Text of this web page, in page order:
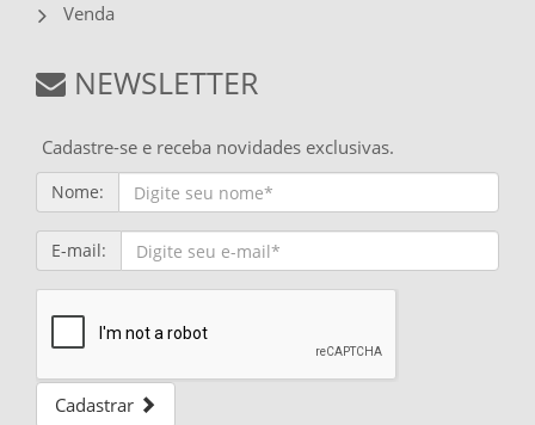
Venda
NEWSLETTER
Cadastre-se e receba novidades exclusivas.
Nome:
E-mail:
Cadastrar